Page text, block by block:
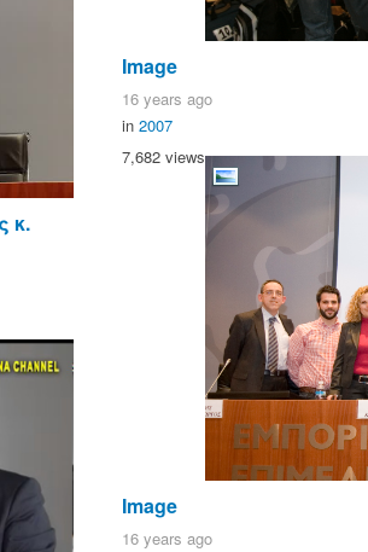
κ.
Image
16 years ago
in 2007
7,682 views
Image
16 years ago